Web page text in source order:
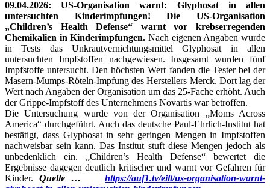
09.04.2026: US-Organisation warnt: Glyphosat in allen
untersuchten Kinderimpfungen! Die US-Organisation
„Children’s Health Defense“ warnt vor krebserregenden
Chemikalien in Kinderimpfungen. Nach eigenen Angaben wurde
in Tests das Unkrautvernichtungsmittel Glyphosat in allen
untersuchten Impfstoffen nachgewiesen. Insgesamt wurden fünf
Impfstoffe untersucht. Den höchsten Wert fanden die Tester bei der
Masern-Mumps-Röteln-Impfung des Herstellers Merck. Dort lag der
Wert nach Angaben der Organisation um das 25-Fache erhöht. Auch
der Grippe-Impfstoff des Unternehmens Novartis war betroffen.
Die Untersuchung wurde von der Organisation „Moms Across
America“ durchgeführt. Auch das deutsche Paul-Ehrlich-Institut hat
bestätigt, dass Glyphosat in sehr geringen Mengen in Impfstoffen
nachweisbar sein kann. Das Institut stuft diese Mengen jedoch als
unbedenklich ein. „Children’s Health Defense“ bewertet die
Ergebnisse dagegen deutlich kritischer und warnt vor Gefahren für
Kinder. Quelle … https://auf1.tv/eilt/us-organisation-warnt-